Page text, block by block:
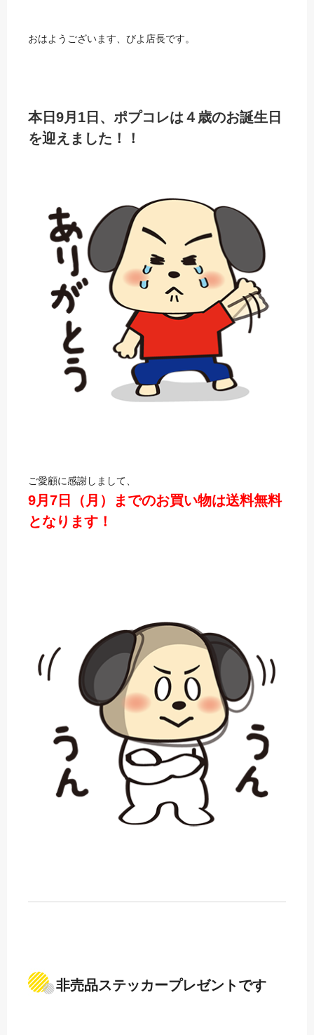
おはようございます、びよ店長です。
本日9月1日、ポプコレは４歳のお誕生日
を迎えました！！
ご愛顧に感謝しまして、
9月7日（月）までのお買い物は送料無料
となります！
非売品ステッカープレゼントです